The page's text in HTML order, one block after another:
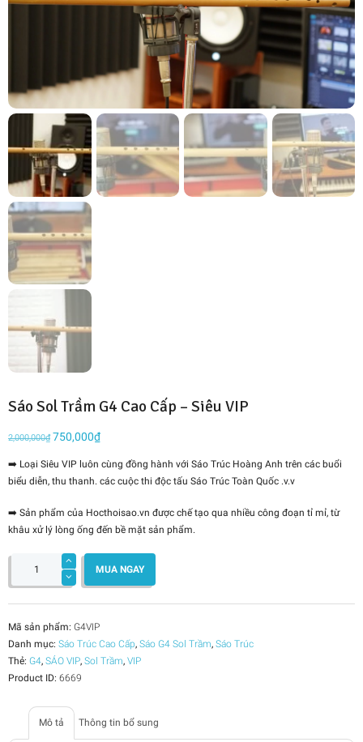
Sáo Sol Trầm G4 Cao Cấp – Siêu VIP
2,000,000₫ Giá
là:
2,000,000₫.
750,000₫Giá
tại
là:
➡️ Loại Siêu VIP luôn cùng đồng hành với Sáo Trúc Hoàng Anh trên các buổi
biểu diễn, thu thanh. các cuộc thi độc tấu Sáo Trúc Toàn Quốc .v.v
➡️ Sản phẩm của Hocthoisao.vn được chế tạo qua nhiều công đoạn tỉ mỉ, từ
khâu xử lý lòng ống đến bề mặt sản phẩm.
Sáo
G4
Cấp
Siêu
số
lượng
MUA NGAY
Mã sản phẩm: G4VIP
Danh mục: Sáo Trúc Cao Cấp, Sáo G4 Sol Trầm, Sáo Trúc
Thẻ: G4, SÁO VIP, Sol Trầm, VIP
Product ID: 6669
Mô tả Thông tin bổ sung